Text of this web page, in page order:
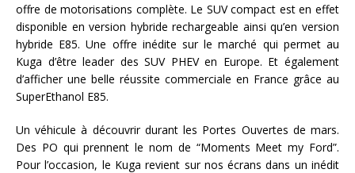
offre de motorisations complète. Le SUV compact est en effet
disponible en version hybride rechargeable ainsi qu’en version
hybride E85. Une offre inédite sur le marché qui permet au
Kuga d’être leader des SUV PHEV en Europe. Et également
d’afficher une belle réussite commerciale en France grâce au
SuperEthanol E85.
Un véhicule à découvrir durant les Portes Ouvertes de mars.
Des PO qui prennent le nom de “Moments Meet my Ford”.
Pour l’occasion, le Kuga revient sur nos écrans dans un inédit